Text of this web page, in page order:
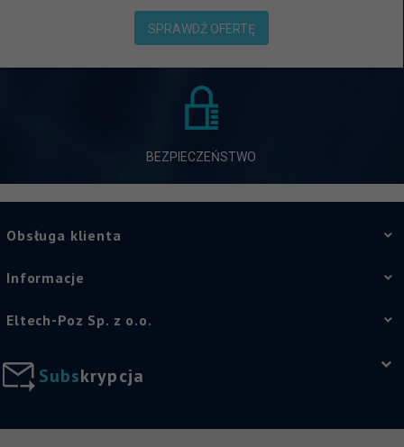
SPRAWDŹ OFERTĘ
BEZPIECZEŃSTWO
Obsługa klienta
Informacje
Eltech-Poz Sp. z o.o.
Subskrypcja